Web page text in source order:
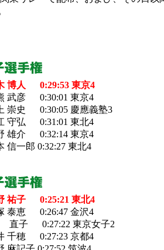
博人 0:29:53 東京4
武彦 0:30:01 東京4
崇史 0:30:05 慶應義塾3
守弘 0:31:01 東北4
雄介 0:32:14 東京4
信一郎 0:32:27 東北4
祐子 0:25:21 東北4
泰恵 0:26:47 金沢4
子 0:27:22 東京女子2
千穂 0:27:23 京都4